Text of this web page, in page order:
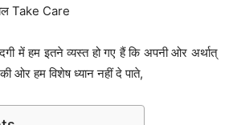
Take Care
में हम इतने व्यस्त हो गए हैं कि अपनी ओर अर्थात्
ओर हम विशेष ध्यान नहीं दे पाते,